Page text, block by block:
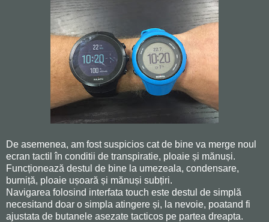
De asemenea, am fost suspicios cat de bine va merge noul
ecran tactil în conditii de transpiratie, ploaie și mănuși.
Funcționează destul de bine la umezeala, condensare,
burniță, ploaie ușoară și mănuși subțiri.
Navigarea folosind interfata touch este destul de simplă
necesitand doar o simpla atingere și, la nevoie, poatand fi
ajustata de butanele asezate tacticos pe partea dreapta.